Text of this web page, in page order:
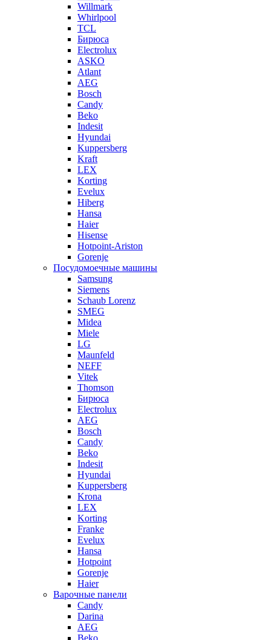
Willmark
Whirlpool
TCL
Бирюса
Electrolux
ASKO
Atlant
AEG
Bosch
Candy
Beko
Indesit
Hyundai
Kuppersberg
Kraft
LEX
Korting
Evelux
Hiberg
Hansa
Haier
Hisense
Hotpoint-Ariston
Gorenje
Посудомоечные машины
Samsung
Siemens
Schaub Lorenz
SMEG
Midea
Miele
LG
Maunfeld
NEFF
Vitek
Thomson
Бирюса
Electrolux
AEG
Bosch
Candy
Beko
Indesit
Hyundai
Kuppersberg
Krona
LEX
Korting
Franke
Evelux
Hansa
Hotpoint
Gorenje
Haier
Варочные панели
Candy
Darina
AEG